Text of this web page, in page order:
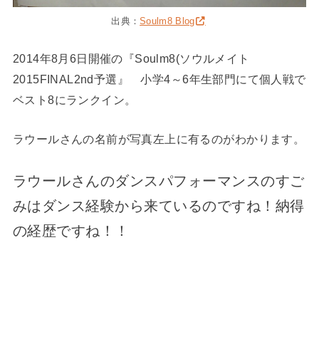
出典：Soulm8 Blog
2014年8月6日開催の『Soulm8(ソウルメイト
2015FINAL2nd予選』 小学4～6年生部門にて個人戦で
ベスト8にランクイン。
ラウールさんの名前が写真左上に有るのがわかります。
ラウールさんのダンスパフォーマンスのすご
みはダンス経験から来ているのですね！納得
の経歴ですね！！